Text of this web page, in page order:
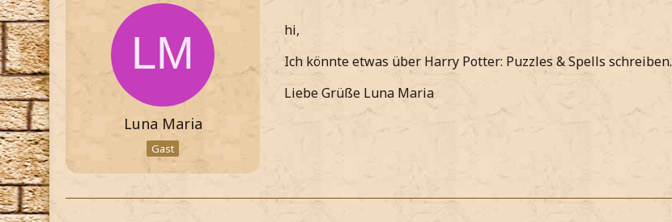
Luna Maria
Gast
hi,
Ich könnte etwas über Harry Potter: Puzzles & Spells schreiben.
Liebe Grüße Luna Maria